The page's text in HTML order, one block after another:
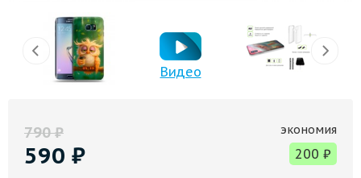
Видео
790₽
590 ₽
экономия
200 ₽